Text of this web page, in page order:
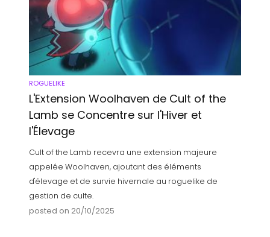
ROGUELIKE
L'Extension Woolhaven de Cult of the
Lamb se Concentre sur l'Hiver et
l'Élevage
Cult of the Lamb recevra une extension majeure
appelée Woolhaven, ajoutant des éléments
d'élevage et de survie hivernale au roguelike de
gestion de culte.
posted on 20/10/2025